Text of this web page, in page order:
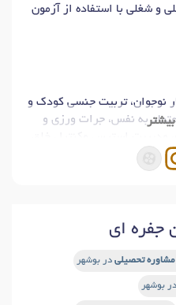
و شغلی با استفاده از آزمون
نوجوان، تربیت جنسی کودک و
به نفس، جرات ورزی و
مدیریت استرس وکنترل خلق
پیشگیری از اعتیاد و
پرورش مهارت های اجتماعی و
بیشتر
جفره ای
مشاوره تحصیلی در بوشهر
در بوشهر